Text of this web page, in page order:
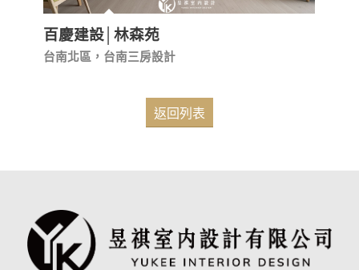
百慶建設│林森苑
台南北區，台南三房設計
返回列表